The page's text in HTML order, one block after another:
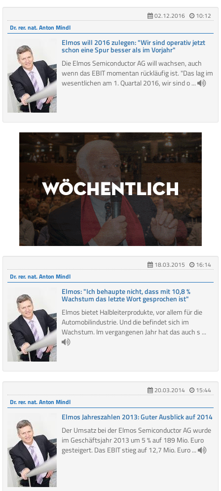
02.12.2016
10:12
Dr. rer. nat. Anton Mindl
Elmos will 2016 zulegen: "Wir sind operativ jetzt
schon eine Spur besser als im Vorjahr"
Die Elmos Semiconductor AG will wachsen, auch
wenn das EBIT momentan rückläufig ist. "Das lag im
wesentlichen am 1. Quartal 2016, wir sind o ...
18.03.2015
16:14
Dr. rer. nat. Anton Mindl
Elmos: "Ich behaupte nicht, dass mit 10,8 %
Wachstum das letzte Wort gesprochen ist"
Elmos bietet Halbleiterprodukte, vor allem für die
Automobilindustrie. Und die befindet sich im
Wachstum. Im vergangenen Jahr hat das auch s ...
20.03.2014
15:44
Dr. rer. nat. Anton Mindl
Elmos Jahreszahlen 2013: Guter Ausblick auf 2014
Der Umsatz bei der Elmos Semiconductor AG wurde
im Geschäftsjahr 2013 um 5 % auf 189 Mio. Euro
gesteigert. Das EBIT stieg auf 12,7 Mio. Euro ...